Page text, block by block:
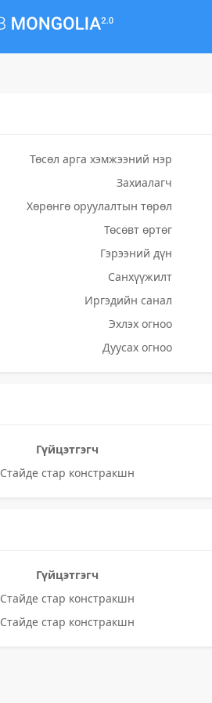
Төсөл арга хэмжээний нэр
Захиалагч
Хөрөнгө оруулалтын төрөл
Төсөвт өртөг
Гэрээний дүн
Санхүүжилт
Иргэдийн санал
Эхлэх огноо
Дуусах огноо
Гүйцэтгэгч
Стайде стар констракшн
Гүйцэтгэгч
Стайде стар констракшн
Стайде стар констракшн